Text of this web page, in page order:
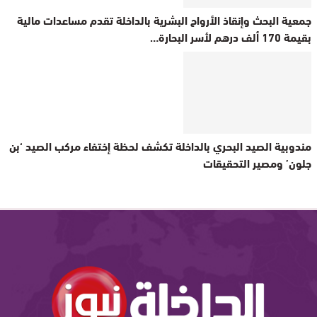
جمعية البحث وإنقاذ الأرواح البشرية بالداخلة تقدم مساعدات مالية
بقيمة 170 ألف درهم لأسر البحارة…
مندوبية الصيد البحري بالداخلة تكشف لحظة إختفاء مركب الصيد ‘بن
جلون’ ومصير التحقيقات